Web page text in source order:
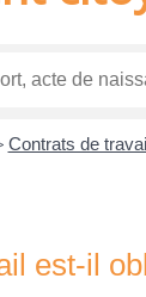
Contrats de
est-il